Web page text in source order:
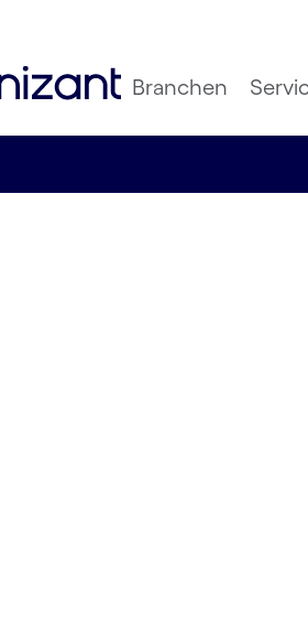
Branchen